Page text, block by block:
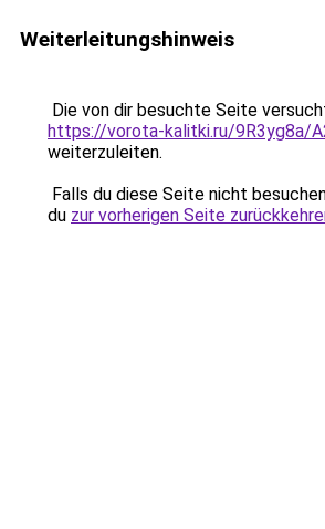
Weiterleitungshinweis
Die von dir besuchte Seite
https://vorota-kalitki.ru/9R3yg8a/
weiterzuleiten.
Falls du diese Seite nicht
du zur vorherigen Seite